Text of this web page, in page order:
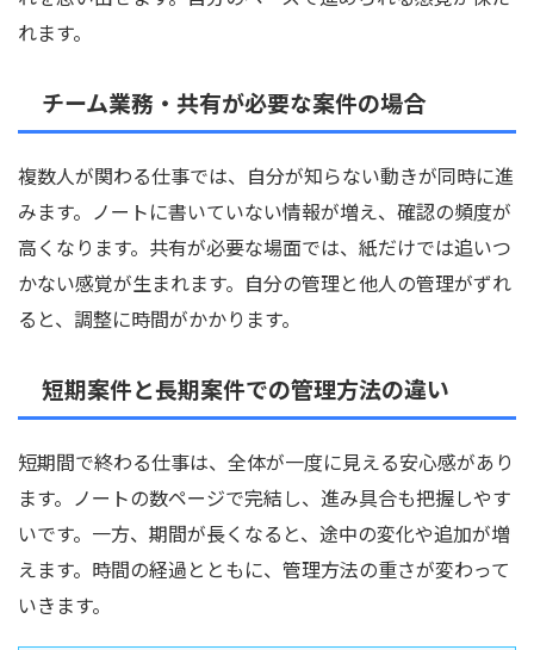
れます。
チーム業務・共有が必要な案件の場合
複数人が関わる仕事では、自分が知らない動きが同時に進
みます。ノートに書いていない情報が増え、確認の頻度が
高くなります。共有が必要な場面では、紙だけでは追いつ
かない感覚が生まれます。自分の管理と他人の管理がずれ
ると、調整に時間がかかります。
短期案件と長期案件での管理方法の違い
短期間で終わる仕事は、全体が一度に見える安心感があり
ます。ノートの数ページで完結し、進み具合も把握しやす
いです。一方、期間が長くなると、途中の変化や追加が増
えます。時間の経過とともに、管理方法の重さが変わって
いきます。